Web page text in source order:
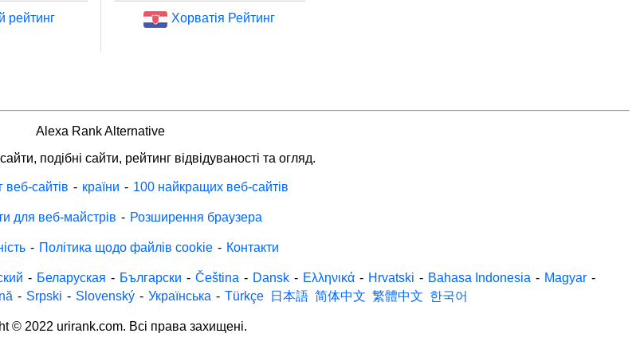
рейтинг Хорватія Рейтинг
Alexa Rank Alternative
подібні сайти, рейтинг відвідуваності та огляд.
веб-сайтів - країни - 100 найкращих веб-сайтів
для веб-майстрів - Розширення браузера
- Політика щодо файлів cookie - Контакти
- Беларуская - Български - Čeština - Dansk - Ελληνικά - Hrvatski - Bahasa Indonesia - Magyar -
- Srpski - Slovenský - Українська - Türkçe 日本語 简体中文 繁體中文 한국어
© 2022 urirank.com. Всі права захищені.